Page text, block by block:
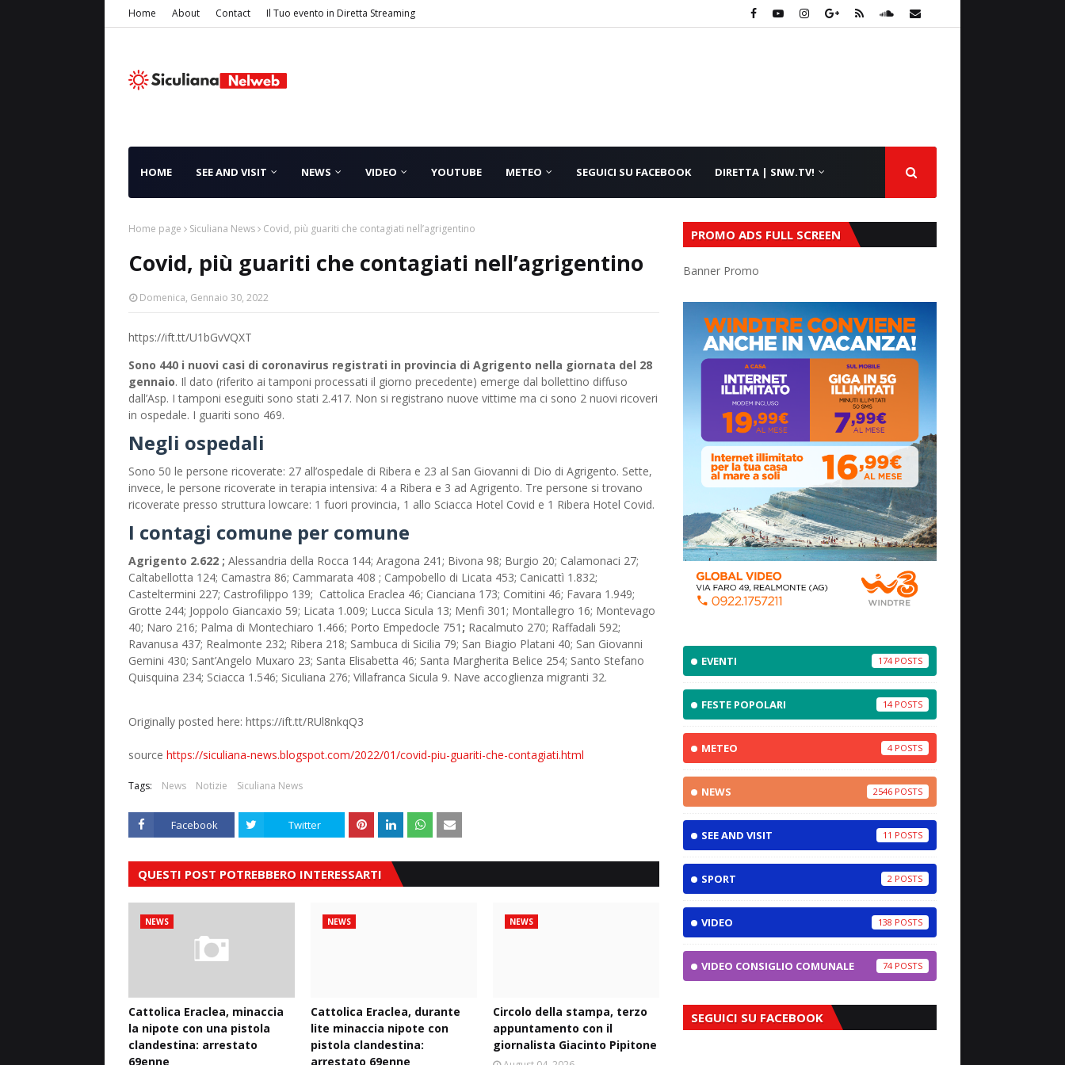
Home About Contact Il Tuo evento in Diretta Streaming
HOME SEE AND VISIT NEWS VIDEO YOUTUBE METEO SEGUICI SU FACEBOOK DIRETTA | SNW.TV!
Home page Siculiana News Covid, più guariti che contagiati nell’agrigentino
Covid, più guariti che contagiati nell’agrigentino
Domenica, Gennaio 30, 2022
https://ift.tt/U1bGvVQXT
Sono 440 i nuovi casi di coronavirus registrati in provincia di Agrigento nella giornata del 28
gennaio. Il dato (riferito ai tamponi processati il giorno precedente) emerge dal bollettino diffuso
dall’Asp. I tamponi eseguiti sono stati 2.417. Non si registrano nuove vittime ma ci sono 2 nuovi ricoveri
in ospedale. I guariti sono 469.
Negli ospedali
Sono 50 le persone ricoverate: 27 all’ospedale di Ribera e 23 al San Giovanni di Dio di Agrigento. Sette,
invece, le persone ricoverate in terapia intensiva: 4 a Ribera e 3 ad Agrigento. Tre persone si trovano
ricoverate presso struttura lowcare: 1 fuori provincia, 1 allo Sciacca Hotel Covid e 1 Ribera Hotel Covid.
I contagi comune per comune
Agrigento 2.622 ; Alessandria della Rocca 144; Aragona 241; Bivona 98; Burgio 20; Calamonaci 27;
Caltabellotta 124; Camastra 86; Cammarata 408 ; Campobello di Licata 453; Canicattì 1.832;
Casteltermini 227; Castrofilippo 139; Cattolica Eraclea 46; Cianciana 173; Comitini 46; Favara 1.949;
Grotte 244; Joppolo Giancaxio 59; Licata 1.009; Lucca Sicula 13; Menfi 301; Montallegro 16; Montevago
40; Naro 216; Palma di Montechiaro 1.466; Porto Empedocle 751 ; Racalmuto 270; Raffadali 592;
Ravanusa 437; Realmonte 232; Ribera 218; Sambuca di Sicilia 79; San Biagio Platani 40; San Giovanni
Gemini 430; Sant’Angelo Muxaro 23; Santa Elisabetta 46; Santa Margherita Belice 254; Santo Stefano
Quisquina 234; Sciacca 1.546; Siculiana 276; Villafranca Sicula 9. Nave accoglienza migranti 32.
Originally posted here: https://ift.tt/RUl8nkqQ3
source https://siculiana-news.blogspot.com/2022/01/covid-piu-guariti-che-contagiati.html
Tags: News Notizie Siculiana News
Facebook Twitter
QUESTI POST POTREBBERO INTERESSARTI
NEWS
Cattolica Eraclea, minaccia
la nipote con una pistola
clandestina: arrestato
69enne
NEWS
Cattolica Eraclea, durante
lite minaccia nipote con
pistola clandestina:
arrestato 69enne
NEWS
Circolo della stampa, terzo
appuntamento con il
giornalista Giacinto Pipitone
PROMO ADS FULL SCREEN
Banner Promo
EVENTI 174
FESTE POPOLARI 14
METEO 4
NEWS 2546
SEE AND VISIT 11
SPORT 2
VIDEO 138
VIDEO CONSIGLIO COMUNALE 74
SEGUICI SU FACEBOOK